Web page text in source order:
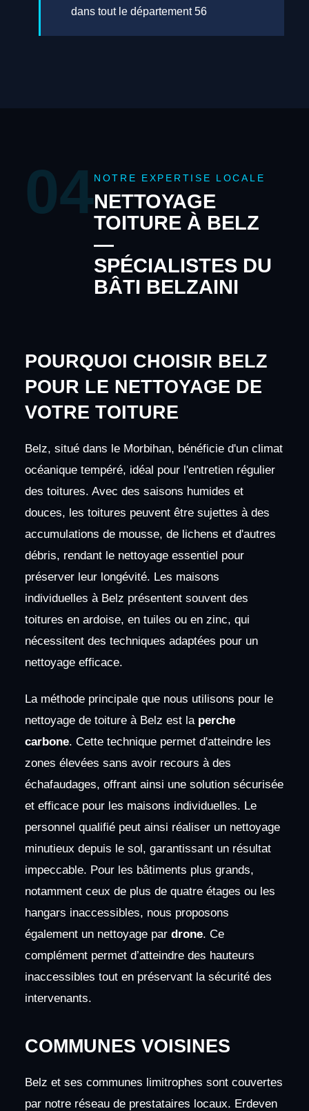
dans tout le département 56
04 NOTRE EXPERTISE LOCALE
NETTOYAGE
TOITURE À BELZ
—
SPÉCIALISTES DU
BÂTI BELZAINI
POURQUOI CHOISIR BELZ
POUR LE NETTOYAGE DE
VOTRE TOITURE
Belz, situé dans le Morbihan, bénéficie d'un climat
océanique tempéré, idéal pour l'entretien régulier
des toitures. Avec des saisons humides et
douces, les toitures peuvent être sujettes à des
accumulations de mousse, de lichens et d'autres
débris, rendant le nettoyage essentiel pour
préserver leur longévité. Les maisons
individuelles à Belz présentent souvent des
toitures en ardoise, en tuiles ou en zinc, qui
nécessitent des techniques adaptées pour un
nettoyage efficace.
La méthode principale que nous utilisons pour le
nettoyage de toiture à Belz est la perche
carbone. Cette technique permet d'atteindre les
zones élevées sans avoir recours à des
échafaudages, offrant ainsi une solution sécurisée
et efficace pour les maisons individuelles. Le
personnel qualifié peut ainsi réaliser un nettoyage
minutieux depuis le sol, garantissant un résultat
impeccable. Pour les bâtiments plus grands,
notamment ceux de plus de quatre étages ou les
hangars inaccessibles, nous proposons
également un nettoyage par drone. Ce
complément permet d’atteindre des hauteurs
inaccessibles tout en préservant la sécurité des
intervenants.
COMMUNES VOISINES
Belz et ses communes limitrophes sont couvertes
par notre réseau de prestataires locaux. Erdeven